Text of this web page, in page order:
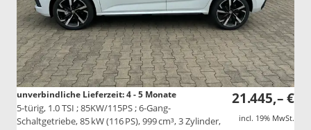
21.445,– €
incl. 19% MwSt.
unverbindliche Lieferzeit: 4 - 5 Monate
5-türig, 1.0 TSI ; 85KW/115PS ; 6-Gang-
Schaltgetriebe, 85 kW (116 PS), 999 cm³, 3 Zylinder,